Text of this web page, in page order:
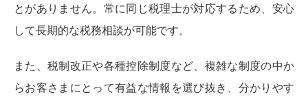
とがありません。常に同じ税理士が対応するため、安心
して長期的な税務相談が可能です。
また、税制改正や各種控除制度など、複雑な制度の中か
らお客さまにとって有益な情報を選び抜き、分かりやす